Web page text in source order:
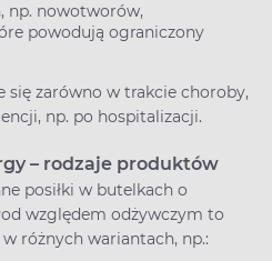
np. nowotworów,
powodują ograniczony
się zarówno w trakcie choroby,
np. po hospitalizacji.
– rodzaje produktów
posiłki w butelkach o
względem odżywczym to
różnych wariantach, np.: